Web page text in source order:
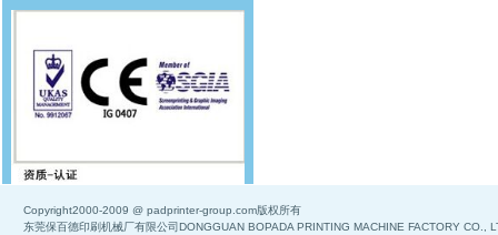
Copyright2000-2009 @ padprinter-group.com版权所有
东莞保百德印刷机械厂有限公司DONGGUAN BOPADA PRINTING MACHINE FACTORY CO.,